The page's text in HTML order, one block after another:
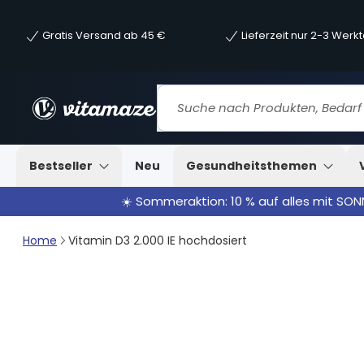
Gratis Versand ab 45 € Lieferzeit nur 2-3
Bestseller Neu Gesundheitsthemen
☀️ Sommeraktion: 10 % auf alles mit
Home Vitamin D3 2.000 IE hochdosiert